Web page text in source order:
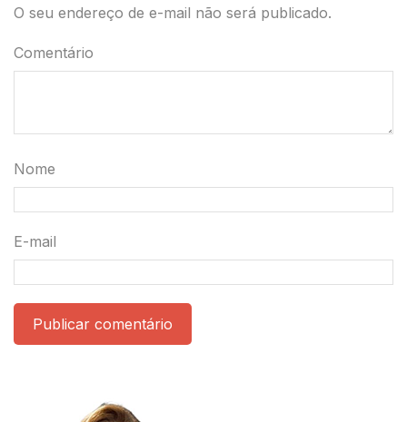
O seu endereço de e-mail não será publicado.
Comentário
Nome
E-mail
Publicar comentário